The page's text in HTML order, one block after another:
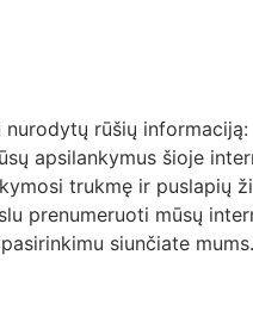
rūšių informaciją:
apsilankymus šioje
trukmę ir puslapių
prenumeruoti mūsų
siunčiate mums.